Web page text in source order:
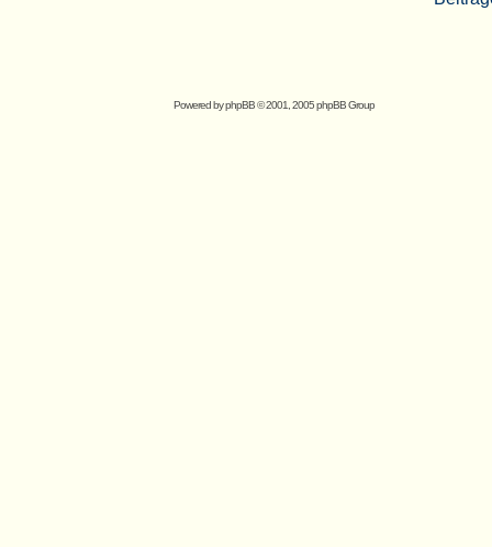
Powered byphpBB© 2001, 2005 phpBB Group